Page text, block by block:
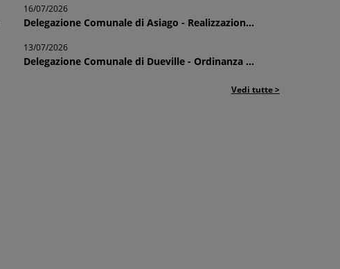
16/07/2026
Delegazione Comunale di Asiago - Realizzazion...
13/07/2026
Delegazione Comunale di Dueville - Ordinanza ...
Vedi tutte >